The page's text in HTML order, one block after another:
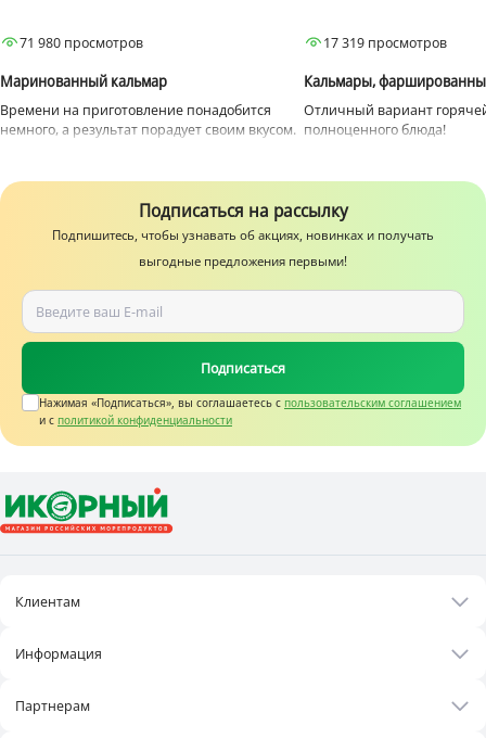
Закуски
71 980 просмотров
Маринованный кальмар
Времени на приготовление понадобится
немного, а результат порадует своим вкусом.
Гриль
Для ужина
17 319 просмотров
Кальмары,
Отличный вариант
полноценного блюда!
Подписаться на рассылку
Подпишитесь, чтобы узнавать об акциях, новинках и получать
выгодные предложения первыми!
Подписаться
Нажимая «Подписаться», вы соглашаетесь c пользовательским соглашением
и с политикой конфиденциальности
Клиентам
Бонусная программа
Информация
Партнерам